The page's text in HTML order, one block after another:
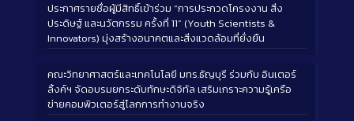
ประกาศรายชื่อผู้มีสิทธิ์เข้าร่วม “การประกวดโครงงาน สิ่ง
ประดิษฐ์ และนวัตกรรม ครั้งที่ 11” (Youth Scientists &
Innovators) มุ่งสร้างอนาคตและสิ่งแวดล้อมที่ยั่งยืน
คณะวิทยาศาสตร์และเทคโนโลยี มทร.ธัญบุรี ร่วมกับ อินเตอร์
ลิ้งค์ฯ จัดอบรมยกระดับทักษะดิจิทัล เสริมเกราะความรู้เครือ
ข่ายคอมพิวเตอร์สู่โลกการทำงานจริง